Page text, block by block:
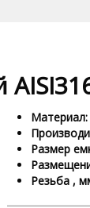
Размер
Резьба ,